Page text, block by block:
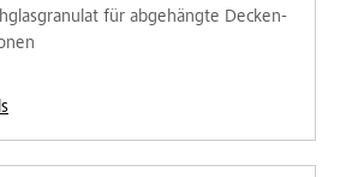
für abgehängte Decken-